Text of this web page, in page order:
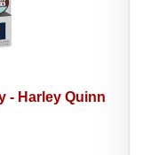
- Harley Quinn